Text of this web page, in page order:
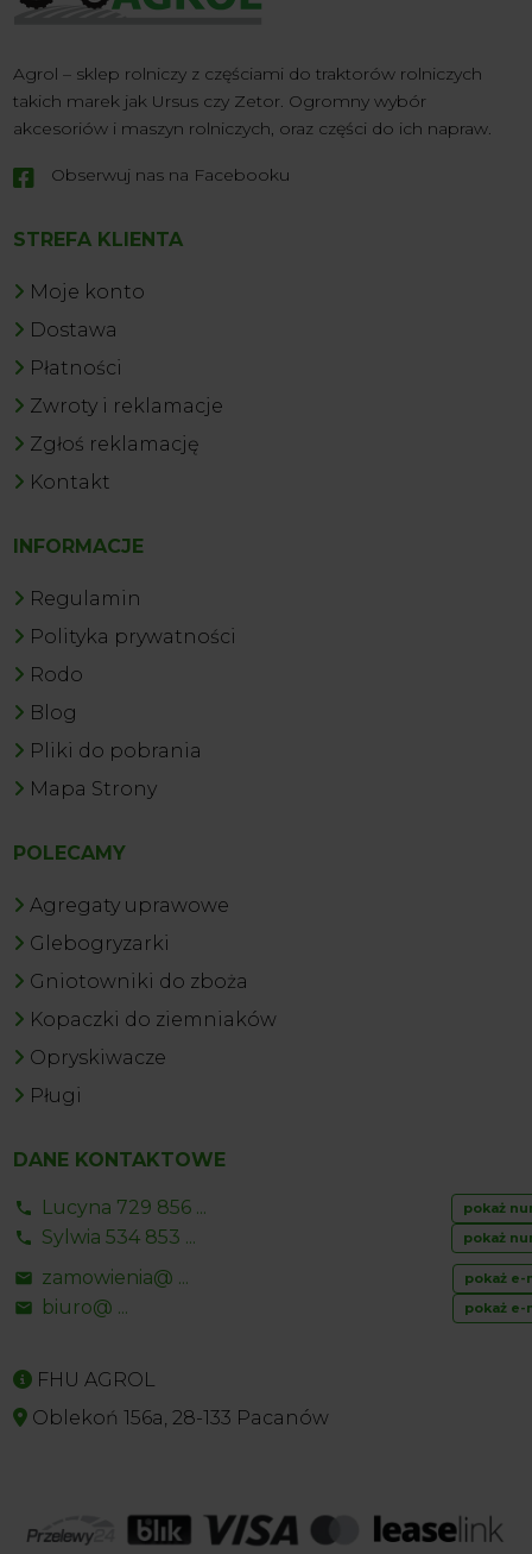
Agrol – sklep rolniczy z częściami do traktorów rolniczych
takich marek jak Ursus czy Zetor. Ogromny wybór
akcesoriów i maszyn rolniczych, oraz części do ich napraw.
 Obserwuj nas na Facebooku
STREFA KLIENTA
Moje konto
Dostawa
Płatności
Zwroty i reklamacje
Zgłoś reklamację
Kontakt
INFORMACJE
Regulamin
Polityka prywatności
Rodo
Blog
Pliki do pobrania
Mapa Strony
POLECAMY
Agregaty uprawowe
Glebogryzarki
Gniotowniki do zboża
Kopaczki do ziemniaków
Opryskiwacze
Pługi
DANE KONTAKTOWE
Lucyna 729 856 ... pokaż
Sylwia 534 853 ... pokaż
zamowienia@ ... pokaż e-
biuro@ ... pokaż e-
FHU AGROL
Oblekoń 156a, 28-133 Pacanów